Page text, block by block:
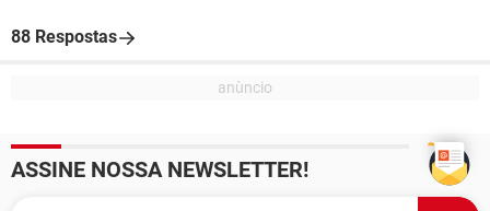
88 Respostas
ASSINE NOSSA NEWSLETTER!